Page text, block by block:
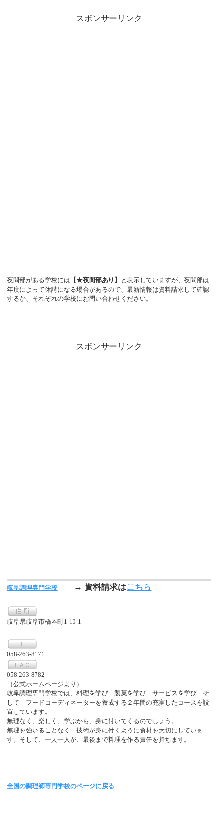
スポンサーリンク
夜間部がある学校には 【★夜間部あり】
と表示していますが、夜間部は
年度によって休講になる場合があるので、最新情報は資料請求して確認
するか、それぞれの学校にお問い合わせください。
スポンサーリンク
岐阜調理専門学校 → 資料請求はこちら
岐阜県岐阜市橋本町1-10-1
058-263-8171
058-263-8782
（公式ホームページより）
岐阜調理専門学校では、料理を学び 製菓を学び サービスを学び そ
して フードコーディネーターを養成する２年間の充実したコースを設
置しています。
無理なく、楽しく、学ぶから、身に付いてくるのでしょう。
無理を強いることなく 技術が身に付くように食材を大切にしていま
す。そして、一人一人が、最後まで料理を作る責任を持ちます。
全国の調理師専門学校のページに戻る